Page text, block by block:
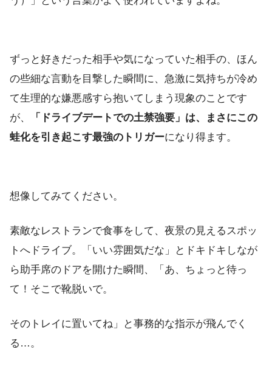
ずっと好きだった相手や気になっていた相手の、ほん
の些細な言動を目撃した瞬間に、急激に気持ちが冷め
て生理的な嫌悪感すら抱いてしまう現象のことです
が、
「ドライブデートでの土禁強要」は、まさにこの
蛙化を引き起こす最強のトリガーになり得ます。
想像してみてください。
素敵なレストランで食事をして、夜景の見えるスポッ
トへドライブ。「いい雰囲気だな」とドキドキしなが
ら助手席のドアを開けた瞬間、「あ、ちょっと待っ
て！そこで靴脱いで。
そのトレイに置いてね」と事務的な指示が飛んでく
る…。